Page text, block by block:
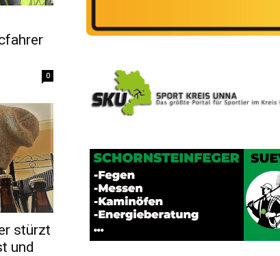
0
stürzt
und